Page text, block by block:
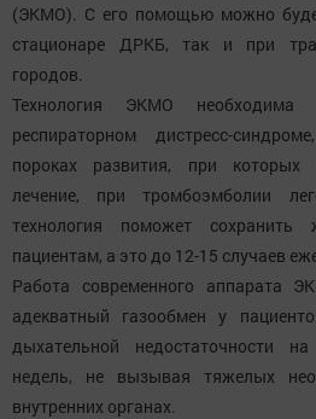
(ЭКМО). С его помощью можно
стационаре ДРКБ, так и при
городов.
Технология ЭКМО необходима
респираторном дистресс-
пороках развития, при которых
лечение, при тромбоэмболии
технология поможет
пациентам, а это до 12-15 случаев
Работа современного аппарата
адекватный газообмен у
дыхательной недостаточности
недель, не вызывая тяжелых
внутренних органах.